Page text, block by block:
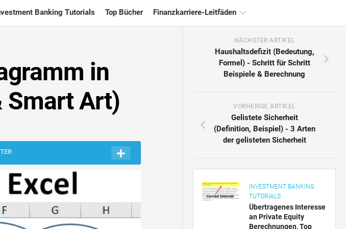
Banking Tutorials Top Bücher Finanzkarriere-Leitfäden
Finanzzertifizierung
Risikomanagement-
in
Smart Art)
NÄCHSTER ARTIKEL
Haushaltsdefizit (Bedeutung,
Formel) - Schritt für Schritt
Beispiele & Berechnung
VORHERIGE ARTIKEL
Gelistete Sicherheit
(Definition, Beispiel) - 3 Arten
der gelisteten Sicherheit
INVESTMENT BANKING
TUTORIALS
Übertragenes Interesse
an Private Equity
Berechnungen, Top